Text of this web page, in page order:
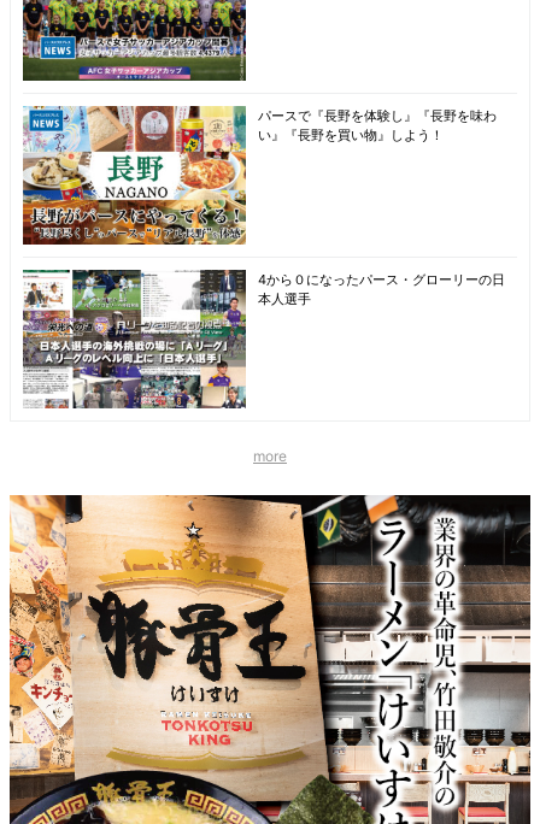
パースで『長野を体験し』『長野を味わ
い』『長野を買い物』しよう！
4から０になったパース・グローリーの日
本人選手
more